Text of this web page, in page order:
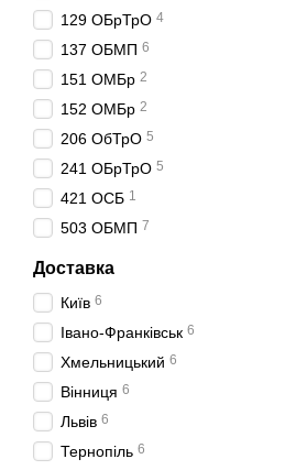
129 ОБрТрО 4
137 ОБМП 6
151 ОМБр 2
152 ОМБр 2
206 ОбТрО 5
241 ОБрТрО 5
421 ОСБ 1
503 ОБМП 7
Доставка
Київ 6
Івано-Франківськ 6
Хмельницький 6
Вінниця 6
Львів 6
Тернопіль 6